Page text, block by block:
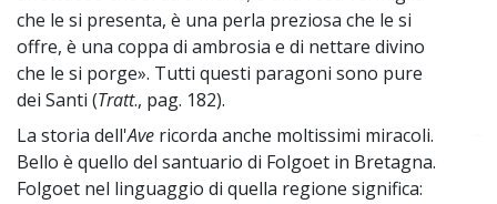
che le si presenta, è una perla preziosa che le si
offre, è una coppa di ambrosia e di nettare divino
che le si porge». Tutti questi paragoni sono pure
dei Santi (Tratt., pag. 182).
La storia dell'Ave ricorda anche moltissimi miracoli.
Bello è quello del santuario di Folgoet in Bretagna.
Folgoet nel linguaggio di quella regione significa: